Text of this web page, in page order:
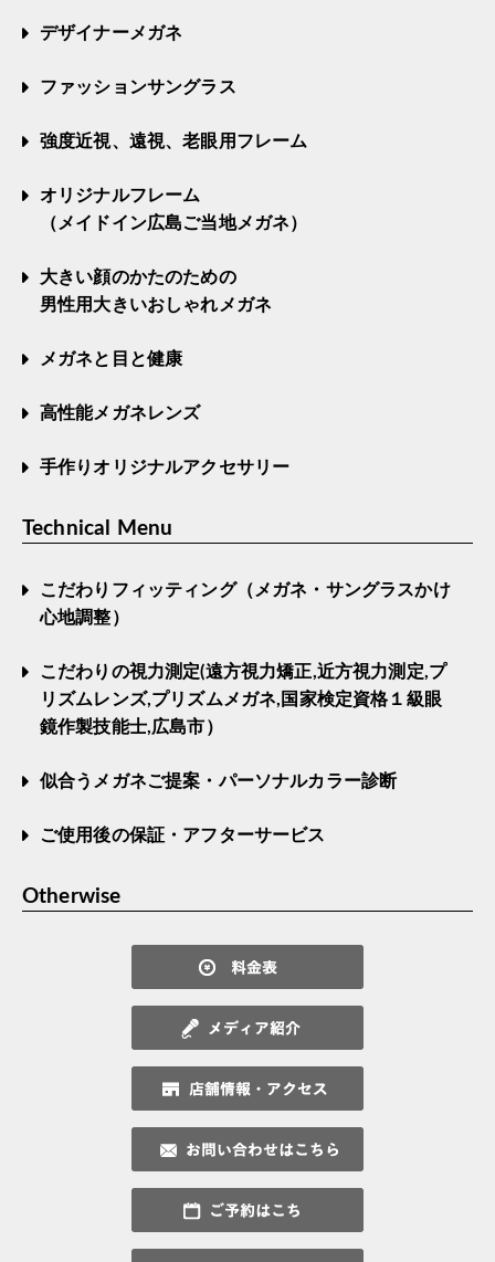
デザイナーメガネ
ファッションサングラス
強度近視、遠視、老眼用フレーム
オリジナルフレーム
（メイドイン広島ご当地メガネ）
大きい顔のかたのための
男性用大きいおしゃれメガネ
メガネと目と健康
高性能メガネレンズ
手作りオリジナルアクセサリー
Technical Menu
こだわりフィッティング（メガネ・サングラスかけ
心地調整）
こだわりの視力測定(遠方視力矯正,近方視力測定,プ
リズムレンズ,プリズムメガネ,国家検定資格１級眼
鏡作製技能士,広島市）
似合うメガネご提案・パーソナルカラー診断
ご使用後の保証・アフターサービス
Otherwise